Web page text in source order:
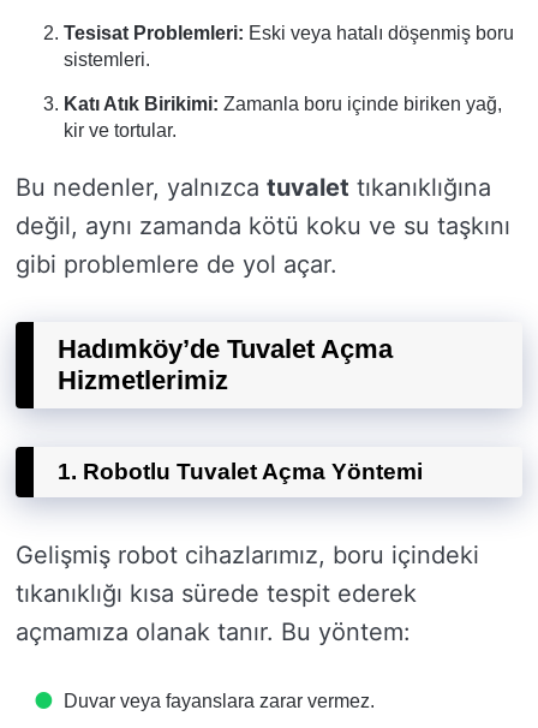
Tesisat Problemleri: Eski veya hatalı döşenmiş boru
sistemleri.
Katı Atık Birikimi: Zamanla boru içinde biriken yağ,
kir ve tortular.
Bu nedenler, yalnızca tuvalet tıkanıklığına
değil, aynı zamanda kötü koku ve su taşkını
gibi problemlere de yol açar.
Hadımköy’de Tuvalet Açma
Hizmetlerimiz
1. Robotlu Tuvalet Açma Yöntemi
Gelişmiş robot cihazlarımız, boru içindeki
tıkanıklığı kısa sürede tespit ederek
açmamıza olanak tanır. Bu yöntem:
Duvar veya fayanslara zarar vermez.